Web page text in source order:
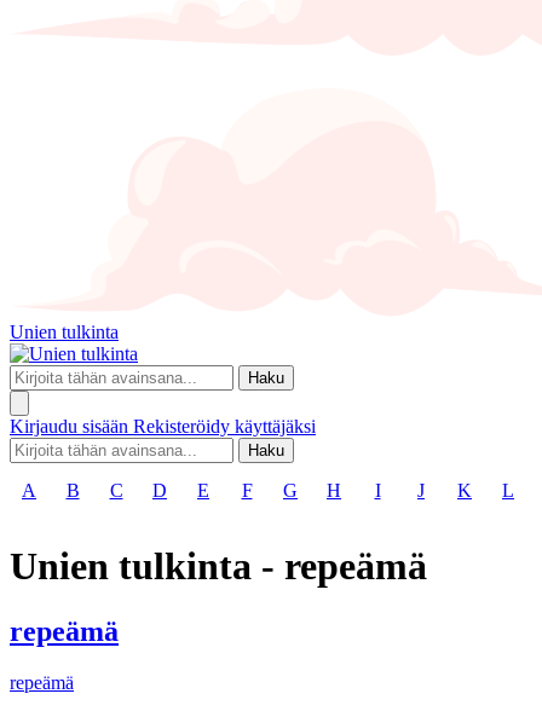
Unien tulkinta
Haku
Kirjaudu sisään Rekisteröidy käyttäjäksi
Haku
A B C D E F G H I J K L
Unien tulkinta - repeämä
repeämä
repeämä